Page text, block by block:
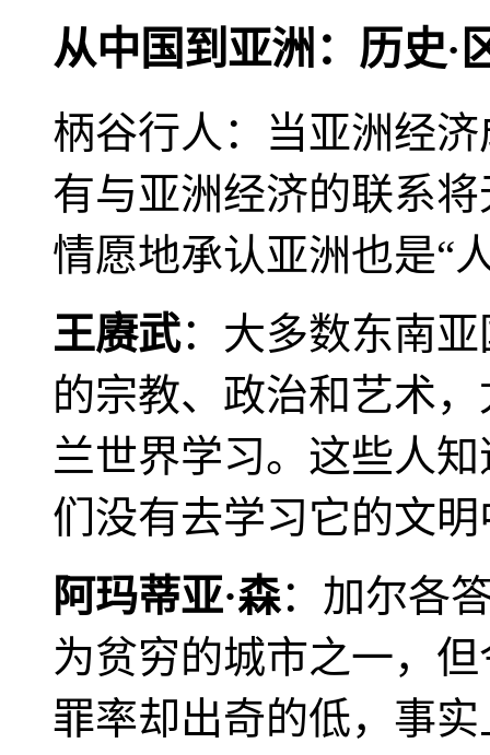
从中国到亚洲：历史·
柄谷行人：当亚洲经
有与亚洲经济的联系
情愿地承认亚洲也是“
王赓武：大多数东南
的宗教、政治和艺术
兰世界学习。这些人
们没有去学习它的文
阿玛蒂亚·森：加尔各
为贫穷的城市之一，
罪率却出奇的低，事